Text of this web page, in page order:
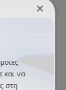
×
και να
στη